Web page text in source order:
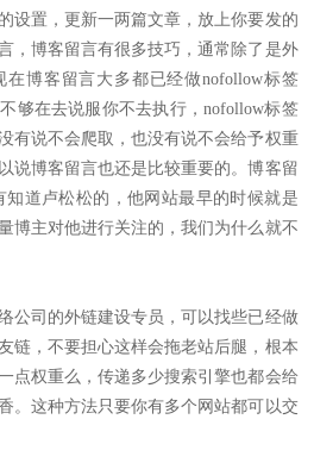
设置，更新一两篇文章，放上你要发的
，博客留言有很多技巧，通常除了是外
博客留言大多都已经做nofollow标签
够在去说服你不去执行，nofollow标签
有说不会爬取，也没有说不会给予权重
说博客留言也还是比较重要的。博客留
知道卢松松的，他网站最早的时候就是
博主对他进行关注的，我们为什么就不
司的外链建设专员，可以找些已经做
链，不要担心这样会拖老站后腿，根本
点权重么，传递多少搜索引擎也都会给
。这种方法只要你有多个网站都可以交